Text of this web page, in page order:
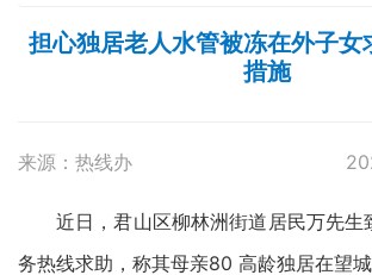
担心独居老人水管被冻在外子女
措施
来源：热线办
近日，君山区柳林洲街道居民万先生
务热线求助，称其母亲80 高龄独居在望